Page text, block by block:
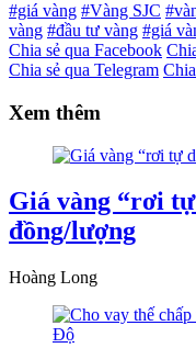
#giá vàng #Vàng SJC
vàng #đầu tư vàng #giá
Chia sẻ qua Facebook
Chia sẻ qua Telegram
Xem thêm
Giá vàng “rơi
đồng/lượng
Hoàng Long